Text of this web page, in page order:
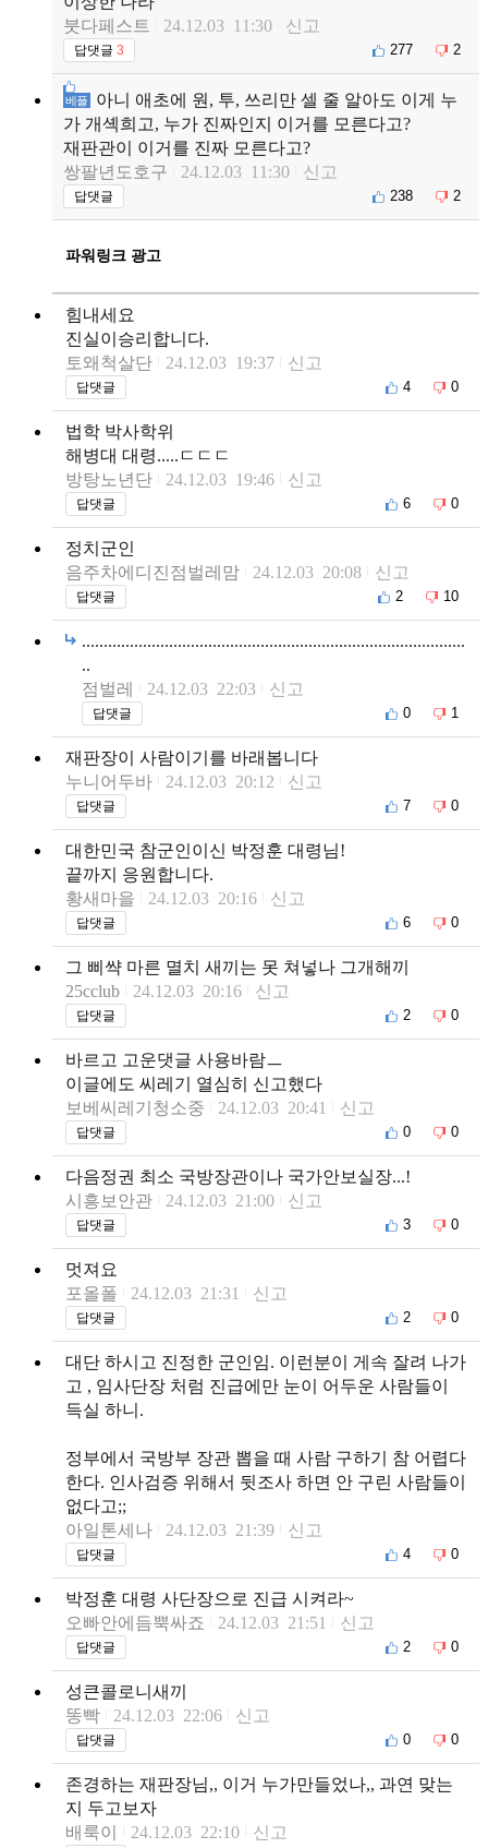
붓다페스트
24.12.03 11:30 신고
답댓글 3 277 2
베플
아니 애초에 원, 투, 쓰리만 셀 줄 알아도 이게 누
가 개셱희고, 누가 진짜인지 이거를 모른다고?
재판관이 이거를 진짜 모른다고?
쌍팔년도호구
24.12.03 11:30 신고
답댓글 238 2
파워링크 광고
힘내세요
진실이승리합니다.
토왜척살단
24.12.03 19:37 신고
답댓글 4 0
법학 박사학위
해병대 대령.....ㄷㄷㄷ
방탕노년단
24.12.03 19:46 신고
답댓글 6 0
정치군인
음주차에디진점벌레맘
24.12.03 20:08 신고
답댓글 2 10
........................................................................................
..
점벌레
24.12.03 22:03 신고
답댓글 0 1
재판장이 사람이기를 바래봅니다
누니어두바
24.12.03 20:12 신고
답댓글 7 0
대한민국 참군인이신 박정훈 대령님!
끝까지 응원합니다.
황새마을
24.12.03 20:16 신고
답댓글 6 0
그 삐쌱 마른 멸치 새끼는 못 쳐넣나 그개해끼
25cclub
24.12.03 20:16 신고
답댓글 2 0
바르고 고운댓글 사용바람ㅡ
이글에도 씨레기 열심히 신고했다
보베씨레기청소중
24.12.03 20:41 신고
답댓글 0 0
다음정권 최소 국방장관이나 국가안보실장...!
시흥보안관
24.12.03 21:00 신고
답댓글 3 0
멋져요
포올폴
24.12.03 21:31 신고
답댓글 2 0
대단 하시고 진정한 군인임. 이런분이 게속 잘려 나가
고 , 임사단장 처럼 진급에만 눈이 어두운 사람들이
득실 하니.
정부에서 국방부 장관 뽑을 때 사람 구하기 참 어렵다
한다. 인사검증 위해서 뒷조사 하면 안 구린 사람들이
없다고;;
아일톤세나
24.12.03 21:39 신고
답댓글 4 0
박정훈 대령 사단장으로 진급 시켜라~
오빠안에듬뿍싸죠
24.12.03 21:51 신고
답댓글 2 0
성큰콜로니새끼
똥빡
24.12.03 22:06 신고
답댓글 0 0
존경하는 재판장님,, 이거 누가만들었나,, 과연 맞는
지 두고보자
배룩이
24.12.03 22:10 신고